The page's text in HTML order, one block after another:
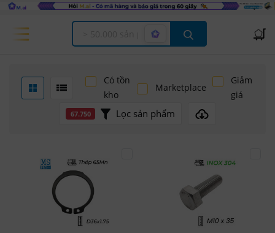
Offcanvas Menu Open
Có tồn
kho
Marketplace
Giảm
giá
67.750 Lọc sản phẩm